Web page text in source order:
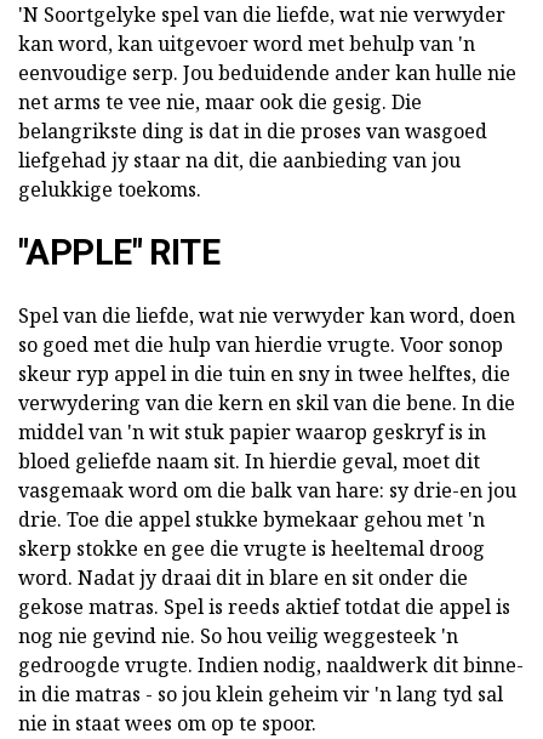
'N Soortgelyke spel van die liefde, wat nie verwyder
kan word, kan uitgevoer word met behulp van 'n
eenvoudige serp. Jou beduidende ander kan hulle nie
net arms te vee nie, maar ook die gesig. Die
belangrikste ding is dat in die proses van wasgoed
liefgehad jy staar na dit, die aanbieding van jou
gelukkige toekoms.
"APPLE" RITE
Spel van die liefde, wat nie verwyder kan word, doen
so goed met die hulp van hierdie vrugte. Voor sonop
skeur ryp appel in die tuin en sny in twee helftes, die
verwydering van die kern en skil van die bene. In die
middel van 'n wit stuk papier waarop geskryf is in
bloed geliefde naam sit. In hierdie geval, moet dit
vasgemaak word om die balk van hare: sy drie-en jou
drie. Toe die appel stukke bymekaar gehou met 'n
skerp stokke en gee die vrugte is heeltemal droog
word. Nadat jy draai dit in blare en sit onder die
gekose matras. Spel is reeds aktief totdat die appel is
nog nie gevind nie. So hou veilig weggesteek 'n
gedroogde vrugte. Indien nodig, naaldwerk dit binne-
in die matras - so jou klein geheim vir 'n lang tyd sal
nie in staat wees om op te spoor.